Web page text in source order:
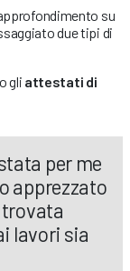
su
due tipi di
gli attestati di
per me
apprezzato
lavori sia